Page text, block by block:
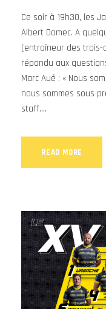
Ce soir à 19h30, les
Albert Domec. A
(entraîneur des trois-
répondu aux
Marc Aué : « Nous
nous sommes sous
staff....
READ MORE